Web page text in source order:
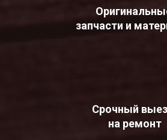
запчасти и
Срочный
на ремонт